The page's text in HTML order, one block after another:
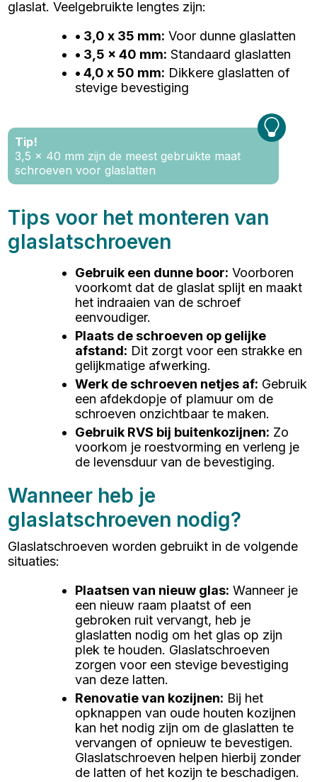
glaslat. Veelgebruikte lengtes zijn:
• 3,0 x 35 mm: Voor dunne glaslatten
• 3,5 x 40 mm: Standaard glaslatten
• 4,0 x 50 mm: Dikkere glaslatten of
stevige bevestiging
Tip!
3,5 x 40 mm zijn de meest gebruikte maat
schroeven voor glaslatten
Tips voor het monteren van
glaslatschroeven
Gebruik een dunne boor: Voorboren
voorkomt dat de glaslat splijt en maakt
het indraaien van de schroef
eenvoudiger.
Plaats de schroeven op gelijke
afstand: Dit zorgt voor een strakke en
gelijkmatige afwerking.
Werk de schroeven netjes af: Gebruik
een afdekdopje of plamuur om de
schroeven onzichtbaar te maken.
Gebruik RVS bij buitenkozijnen: Zo
voorkom je roestvorming en verleng je
de levensduur van de bevestiging.
Wanneer heb je
glaslatschroeven nodig?
Glaslatschroeven worden gebruikt in de volgende
situaties:
Plaatsen van nieuw glas: Wanneer je
een nieuw raam plaatst of een
gebroken ruit vervangt, heb je
glaslatten nodig om het glas op zijn
plek te houden. Glaslatschroeven
zorgen voor een stevige bevestiging
van deze latten.
Renovatie van kozijnen: Bij het
opknappen van oude houten kozijnen
kan het nodig zijn om de glaslatten te
vervangen of opnieuw te bevestigen.
Glaslatschroeven helpen hierbij zonder
de latten of het kozijn te beschadigen.